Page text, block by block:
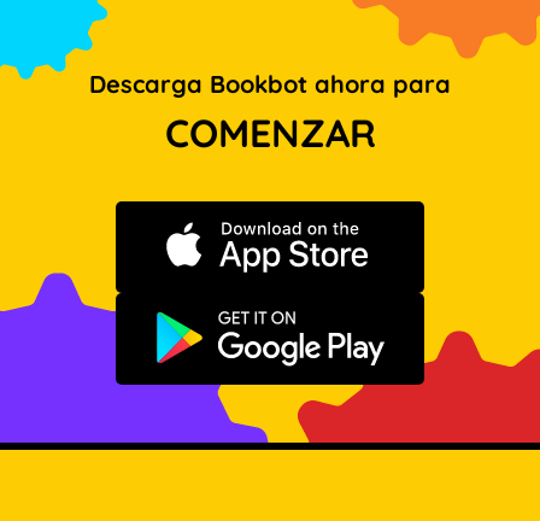
Descarga Bookbot ahora para
COMENZAR
Descargar en App Store
Disponible en Google Play